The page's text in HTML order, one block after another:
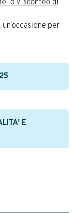
Visconteo di
per
E